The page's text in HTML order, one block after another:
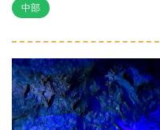
中部